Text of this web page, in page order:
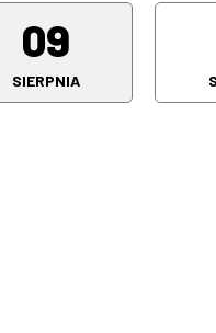
09
SIERPNIA